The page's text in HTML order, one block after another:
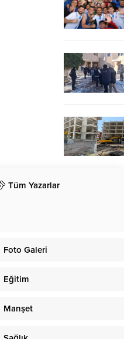
Tüm Yazarlar
Foto Galeri
Eğitim
Manşet